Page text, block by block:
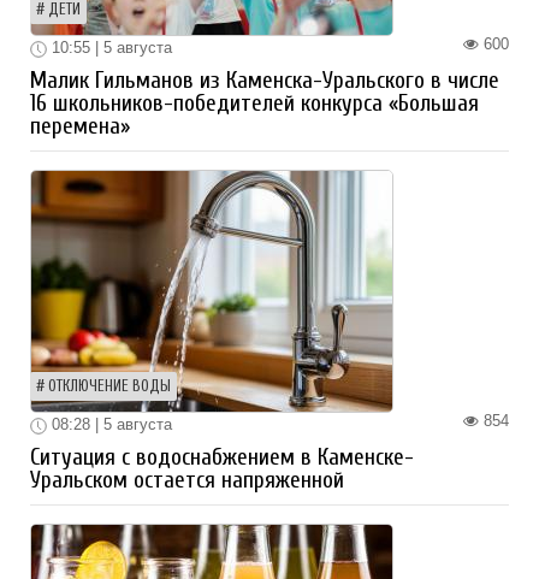
ДЕТИ
600
10:55 | 5 августа
Малик Гильманов из Каменска-Уральского в числе
16 школьников-победителей конкурса «Большая
перемена»
ОТКЛЮЧЕНИЕ ВОДЫ
854
08:28 | 5 августа
Ситуация с водоснабжением в Каменске-
Уральском остается напряженной